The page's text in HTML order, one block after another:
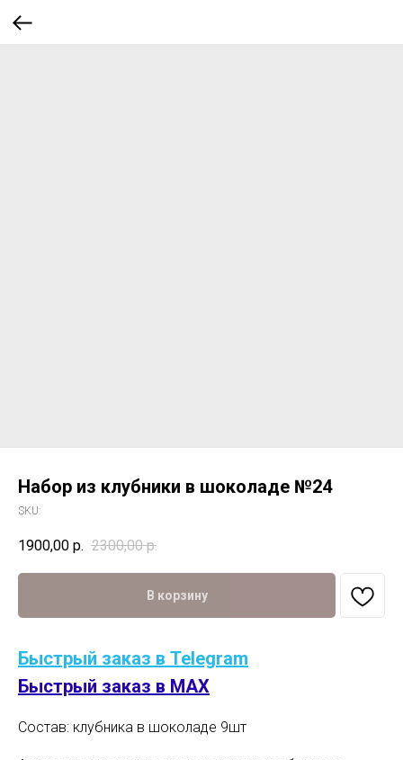
Набор из клубники в шоколаде №24
SKU:
1900,00 р. 2300,00 р.
В корзину
Быстрый заказ в Telegram
Быстрый заказ в MAX
Состав: клубника в шоколаде 9шт